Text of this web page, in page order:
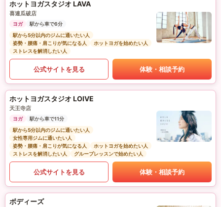
ホットヨガスタジオ LAVA
喜連瓜破店
ヨガ
駅から車で6分
駅から5分以内のジムに通いたい人
姿勢・腰痛・肩こりが気になる人
ホットヨガを始めたい人
ストレスを解消したい人
公式サイトを見る 体験・相談予約
ホットヨガスタジオ LOIVE
天王寺店
ヨガ
駅から車で11分
駅から5分以内のジムに通いたい人
女性専用ジムに通いたい人
姿勢・腰痛・肩こりが気になる人
ホットヨガを始めたい人
ストレスを解消したい人
グループレッスンで始めたい人
公式サイトを見る 体験・相談予約
ボディーズ